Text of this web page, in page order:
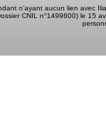
n'ayant aucun lien avec
CNIL n°1499600) le 15